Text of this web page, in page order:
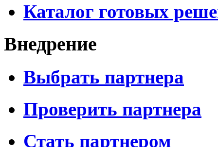
Каталог готовых
Внедрение
Выбрать партнера
Проверить партнера
Стать партнером